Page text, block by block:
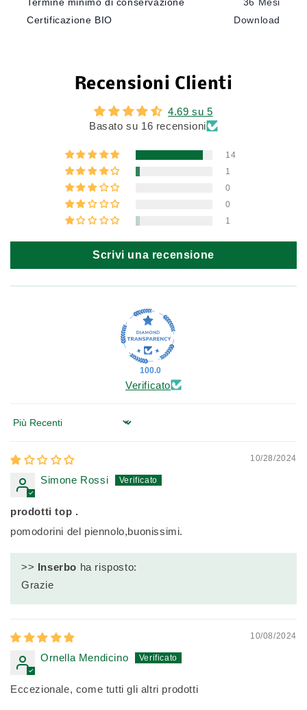
Certificazione BIO
Download
Recensioni Clienti
4.69 su 5
Basato su 16 recensioni
14
1
0
0
1
Scrivi una recensione
100.0
Verificato
Sort by
10/28/2024
Simone Rossi
prodotti top .
pomodorini del piennolo,buonissimi.
>> Inserbo ha risposto:
Grazie
10/08/2024
Ornella Mendicino
Eccezionale, come tutti gli altri prodotti